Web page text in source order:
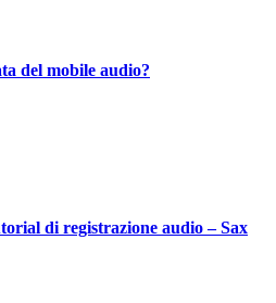
del mobile audio?
di registrazione audio – Sax